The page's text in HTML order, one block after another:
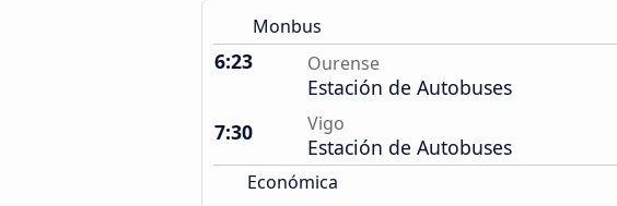
Monbus
6:23 Ourense
Estación de Autobuses
7:30
Vigo
Estación de Autobuses
Económica